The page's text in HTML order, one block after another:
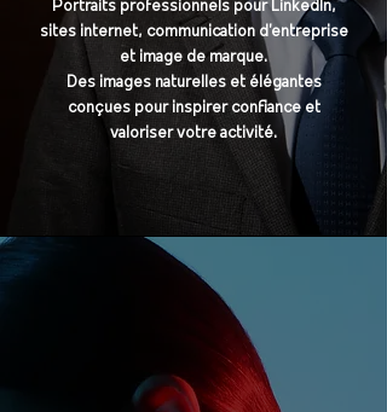
Portraits professionnels pour LinkedIn,
sites internet, communication d’entreprise
et image de marque.
Des images naturelles et élégantes
conçues pour inspirer confiance et
valoriser votre activité.